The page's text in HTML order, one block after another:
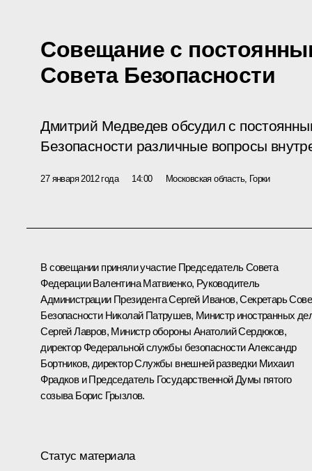
Совещание с
Совета Безопасности
Дмитрий Медведев обсудил с
Безопасности различные вопросы
27 января 2012 года 14:00 Московская область, Горки
В совещании приняли участие Председатель Совета
ФедерацииВалентина Матвиенко, Руководитель
Администрации ПрезидентаСергей Иванов, Секретарь
Безопасности Николай Патрушев, Министр иностранных
Сергей Лавров, Министр обороны Анатолий Сердюков,
директор Федеральной службы безопасностиАлександр
Бортников, директор Службы внешней разведки Михаил
Фрадкови Председатель Государственной Думы пятого
созыва Борис Грызлов.
Статус материала